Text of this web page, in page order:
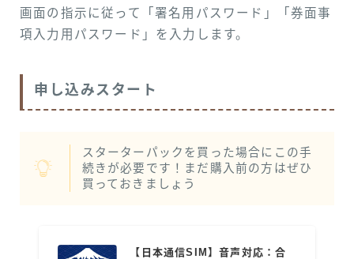
画面の指示に従って「署名用パスワード」「券面事
項入力用パスワード」を入力します。
申し込みスタート
スターターパックを買った場合にこの手
続きが必要です！まだ購入前の方はぜひ
買っておきましょう
【日本通信SIM】音声対応：合